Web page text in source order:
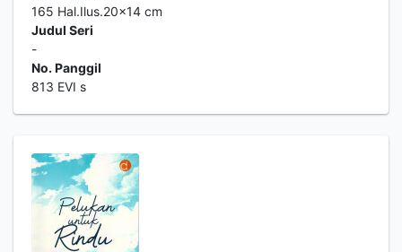
165 Hal.Ilus.20x14 cm
Judul Seri
-
No. Panggil
813 EVI s